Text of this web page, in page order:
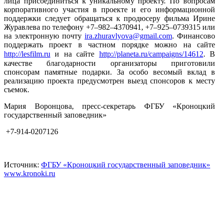
Команда «LESFILM» приглашает бизнес-компании и частные
лица присоединиться к уникальному проекту. По вопросам
корпоративного участия в проекте и его информационной
поддержки следует обращаться к продюсеру фильма Ирине
Журавлева по телефону +7–982–4370941, +7–925–0739315 или
на электронную почтуira.zhuravlyova@gmail.com. Финансово
поддержать проект в частном порядке можно на сайте
http://lesfilm.ruи на сайтеhttp://planeta.ru/campaigns/14612. В
качестве благодарности организаторы приготовили
спонсорам памятные подарки. За особо весомый вклад в
съемок.
государственный заповедник»